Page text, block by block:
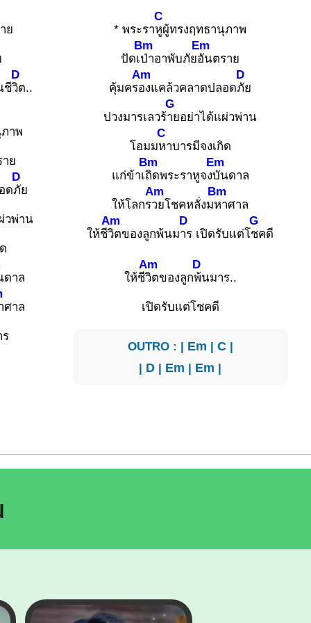
ย
ชี
D
วิต..
าพ
ย
ด
D
ภัย
วพ่าน
ดาล
ศาล
* พระรา
C
หูผู้ทรงฤทธานุภาพ
ปัดเ
Bm
ป่าอาพับภัย
Em
อันตราย
คุ้มคร
Am
องแคล้วคลาดปลอด
D
ภัย
ปวงมารเลวร้
G
ายอย่าได้แผ่วพ่าน
โอมม
C
หาบารมีจงเกิด
แก่ข้าเ
Bm
ถิดพระราหูจง
Em
บันดาล
ให้โลกร
Am
วยโชคหลั่งม
Bm
หาศาล
ให้ชี
Am
วิตของลูกพ้นม
D
าร เปิดรับแต่โ
G
ชคดี
ให้ชี
Am
วิตของลูก
D
พ้นมาร..
เปิดรับแต่โชคดี
OUTRO : | Em | C|
| D | Em | Em |